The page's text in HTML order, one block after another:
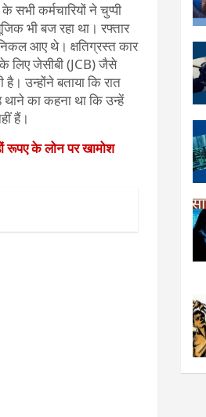
कर्मचारियों ने चुप्पी
भी बज र​हा था। रफ्तार
आए थे। क्षतिग्रस्त कार
लिए जेसीबी (JCB) जैसे
उन्होंने बताया कि रात
का कहना था कि उन्हें
हैं।
रूपए के लोन पर खामोश